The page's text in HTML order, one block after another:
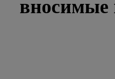
вносимые